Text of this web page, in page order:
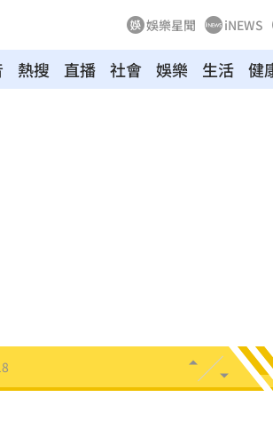
娛樂星聞 iNEWS
熱搜 直播 社會 娛樂 生活 健